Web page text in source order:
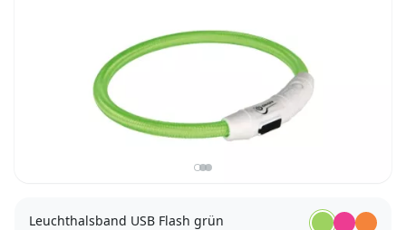
Leuchthalsband USB Flash grün